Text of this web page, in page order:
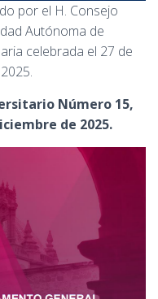
por el H. Consejo
Autónoma de
celebrada el 27 de
Número 15,
de 2025.